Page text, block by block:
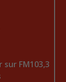
sur FM103,3